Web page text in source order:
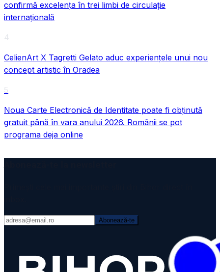
VIDEO
confirmă excelența în trei limbi de circulație
internațională
4
CelienArt X Tagretti Gelato aduc experiențele unui nou
concept artistic în Oradea
5
Noua Carte Electronică de Identitate poate fi obținută
gratuit până în vara anului 2026. Românii se pot
programa deja online
Abonează-te